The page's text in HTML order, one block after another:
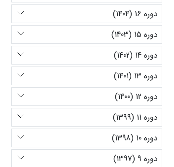
دوره 16 (1404)
دوره 15 (1403)
دوره 14 (1402)
دوره 13 (1401)
دوره 12 (1400)
دوره 11 (1399)
دوره 10 (1398)
دوره 9 (1397)